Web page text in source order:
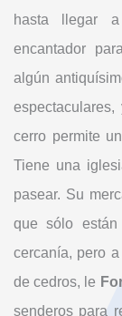
hasta llegar
encantador
algún
cerro permite
Tiene una
pasear. Su
que sólo
cercanía, pero
de cedros, le
senderos para